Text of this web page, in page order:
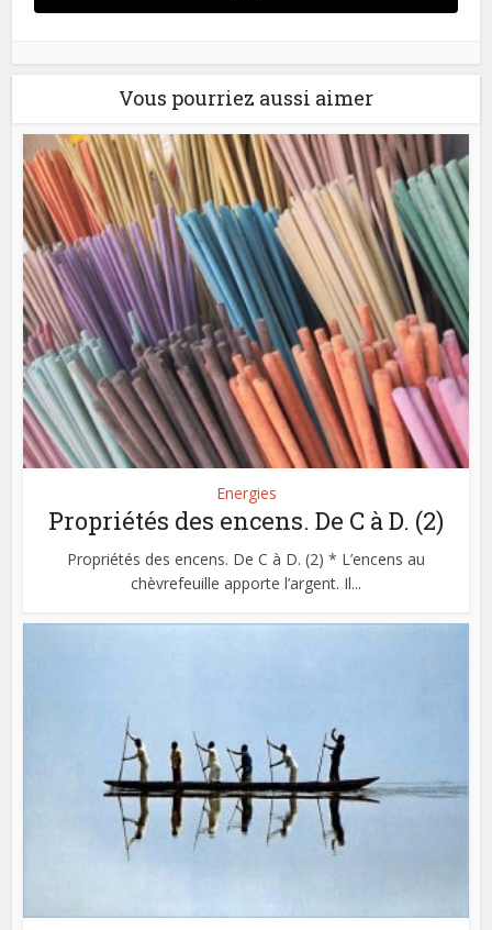
Vous pourriez aussi aimer
Energies
Propriétés des encens. De C à D. (2)
Propriétés des encens. De C à D. (2) * L’encens au
chèvrefeuille apporte l’argent. Il...